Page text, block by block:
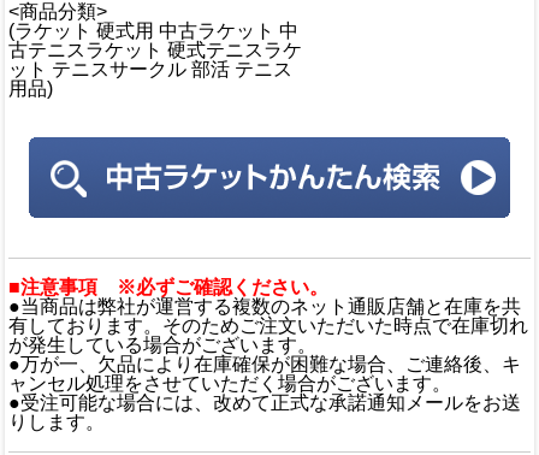
<商品分類>
(ラケット 硬式用 中古ラケット 中
古テニスラケット 硬式テニスラケ
ット テニスサークル 部活 テニス
用品)
■注意事項 ※必ずご確認ください。
●当商品は弊社が運営する複数のネット通販店舗と在庫を共
有しております。そのためご注文いただいた時点で在庫切れ
が発生している場合がございます。
●万が一、欠品により在庫確保が困難な場合、ご連絡後、キ
ャンセル処理をさせていただく場合がございます。
●受注可能な場合には、改めて正式な承諾通知メールをお送
りします。